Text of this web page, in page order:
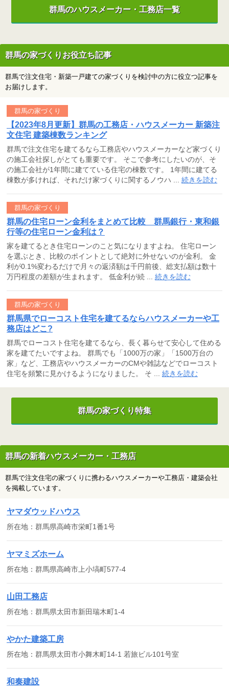
群馬のハウスメーカー・工務店一覧
群馬の家づくりお役立ち記事
群馬で注文住宅・新築一戸建ての家づくりを検討中の方に役立つ記事を
お届けします。
【2023年8月更新】群馬の工務店・ハウスメーカー 新築注
文住宅 建築棟数ランキング
群馬で注文住宅を建てるなら工務店やハウスメーカーなど家づくり
の施工会社探しがとても重要です。 そこで参考にしたいのが、そ
の施工会社が1年間に建てている住宅の棟数です。 1年間に建てる
棟数が多ければ、それだけ家づくりに関するノウハ ... 続きを読む
群馬の家づくり
群馬の住宅ローン金利をまとめて比較 群馬銀行・東和銀
行等の住宅ローン金利は？
家を建てるとき住宅ローンのこと気になりますよね。 住宅ローン
を選ぶとき、比較のポイントとして絶対に外せないのが金利。 金
利が0.1%変わるだけで月々の返済額は千円前後、総支払額は数十
万円程度の差額が生まれます。 低金利が続 ... 続きを読む
群馬の家づくり
群馬県でローコスト住宅を建てるならハウスメーカーや工
務店はどこ?
群馬でローコスト住宅を建てるなら、長く暮らせて安心して住める
家を建てたいですよね。 群馬でも「1000万の家」「1500万台の
家」など、工務店やハウスメーカーのCMや雑誌などでローコスト
住宅を頻繁に見かけるようになりました。 そ ... 続きを読む
群馬の家づくり
群馬の家づくり特集
群馬の新着ハウスメーカー・工務店
群馬で注文住宅の家づくりに携わるハウスメーカーや工務店・建築会社
を掲載しています。
ヤマダウッドハウス
所在地：群馬県高崎市栄町1番1号
ヤマミズホーム
所在地：群馬県高崎市上小塙町577-4
山田工務店
所在地：群馬県太田市新田瑞木町1-4
やかた建築工房
所在地：群馬県太田市小舞木町14-1 若旅ビル101号室
和奏建設